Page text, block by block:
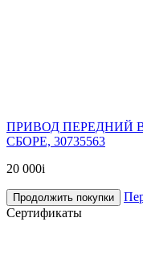
ПРИВОД ПЕРЕДНИЙ
СБОРЕ, 30735563
20 000i
Продолжить покупки
Сертификаты